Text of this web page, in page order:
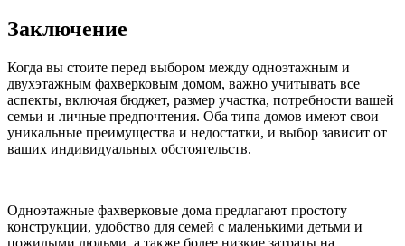
Заключение
Когда вы стоите перед выбором между одноэтажным и
двухэтажным фахверковым домом, важно учитывать все
аспекты, включая бюджет, размер участка, потребности вашей
семьи и личные предпочтения. Оба типа домов имеют свои
уникальные преимущества и недостатки, и выбор зависит от
ваших индивидуальных обстоятельств.
Одноэтажные фахверковые дома предлагают простоту
конструкции, удобство для семей с маленькими детьми и